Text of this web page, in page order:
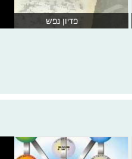
פדיון נפש